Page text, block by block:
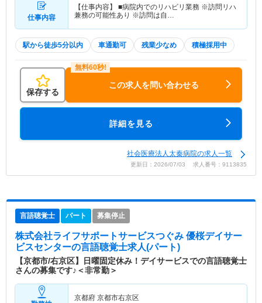
仕事内容
【仕事内容】 ■病院内でのリハビリ業務 ※訪問リハ
兼務の可能性あり ※訪問は自…
駅から徒歩5分以内 車通勤可 残業少なめ 積極採用中
保存する
この求人を問い合わせる
詳細を見る
社会医療法人太秦病院の求人一覧
更新日：2026/07/03 求人番号：9113835
言語聴覚士 パート 募集停止
株式会社ライフサポートサービスつぐみ 優桜デイサー
ビスセンターの言語聴覚士求人(パート)
【京都市/右京区】日曜固定休み！デイサービスでの言語聴覚士
さんの募集です♪＜非常勤＞
京都府 京都市右京区